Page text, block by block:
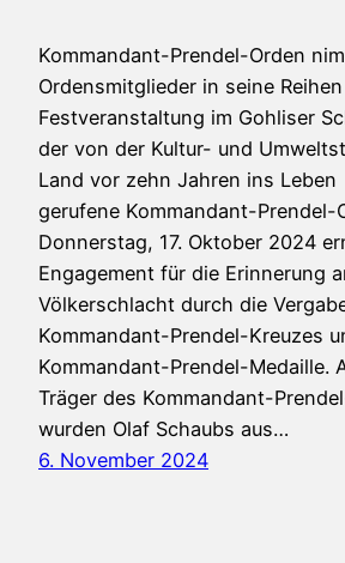
Kommandant-Prendel-Orden
Ordensmitglieder in seine
Festveranstaltung im Gohliser
der von der Kultur- und
Land vor zehn Jahren ins Leben
gerufene Kommandant-Prendel-
Donnerstag, 17. Oktober 2024
Engagement für die Erinnerung
Völkerschlacht durch die
Kommandant-Prendel-Kreuzes
Kommandant-Prendel-Medaille.
Träger des Kommandant-
wurden Olaf Schaubs aus…
6. November 2024